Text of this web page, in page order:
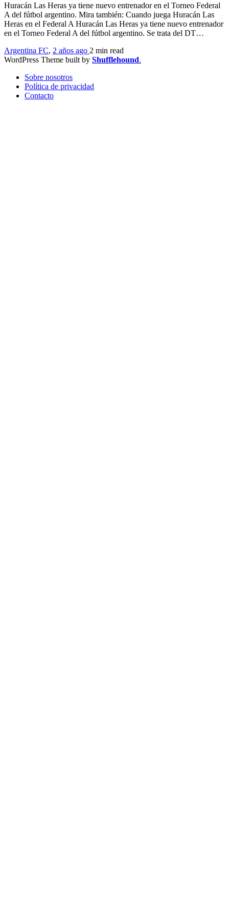
Huracán Las Heras ya tiene nuevo entrenador en el Torneo Federal
A del fútbol argentino. Mira también: Cuando juega Huracán Las
Heras en el Federal A Huracán Las Heras ya tiene nuevo entrenador
en el Torneo Federal A del fútbol argentino. Se trata del DT…
Argentina FC, 2 años ago 2 min read
WordPress Theme built by Shufflehound.
Sobre nosotros
Política de privacidad
Contacto